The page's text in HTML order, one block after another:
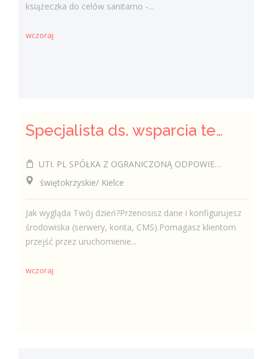
książeczka do celów sanitarno -...
wczoraj
Specjalista ds. wsparcia technicznego (k/m/i)
UTI. PL SPÓŁKA Z OGRANICZONĄ ODPOWIEDZIALNOŚCIĄ
świętokrzyskie/ Kielce
Jak wygląda Twój dzień?Przenosisz dane i konfigurujesz
środowiska (serwery, konta, CMS).Pomagasz klientom
przejść przez uruchomienie...
wczoraj